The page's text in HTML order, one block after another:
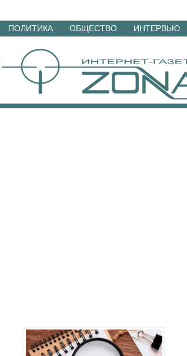
Перейти
материалам
ПОЛИТИКА ОБЩЕСТВО ИНТЕРВЬЮ